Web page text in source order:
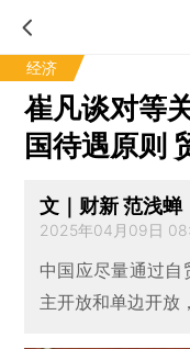
经济
崔凡谈对等
国待遇原则
文｜财新 范浅蝉
2025年04月09日
中国应尽量通过自
主开放和单边开放